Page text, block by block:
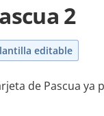
2
editable
de Pascua ya